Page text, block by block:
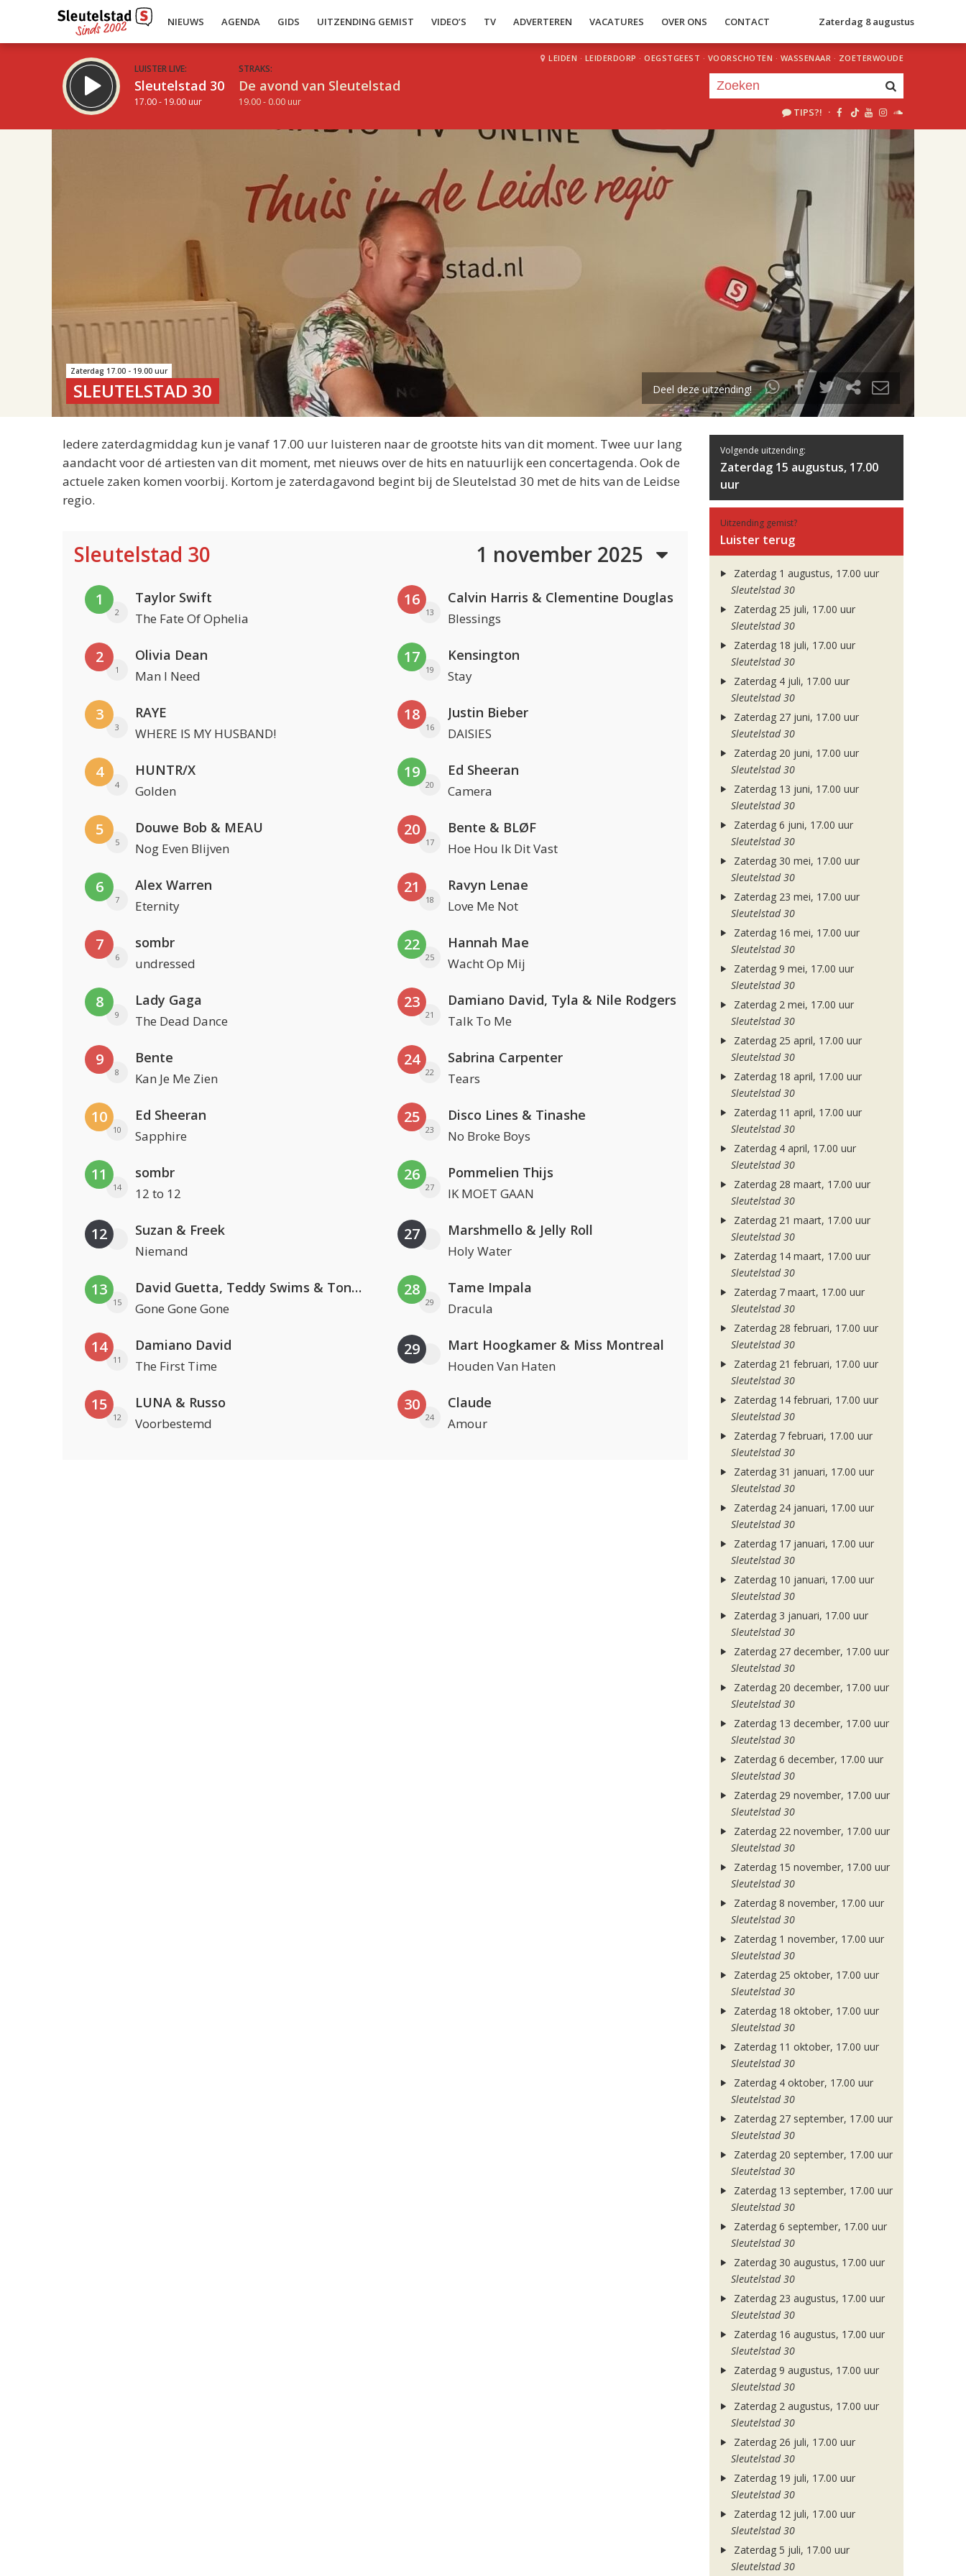
NIEUWS AGENDA GIDS UITZENDING GEMIST VIDEO’S TV ADVERTEREN VACATURES OVER ONS CONTACT Zaterdag 8 augustus
LUISTER LIVE:
Sleutelstad 30
17.00 - 19.00 uur
STRAKS:
De avond van Sleutelstad
19.00 - 0.00 uur
LEIDEN · LEIDERDORP · OEGSTGEEST · VOORSCHOTEN · WASSENAAR · ZOETERWOUDE
TIPS?! ·
uur 1 van 2
Volgend uur
Zaterdag 17.00 - 19.00 uur
SLEUTELSTAD 30 Deel deze uitzending!
Iedere zaterdagmiddag kun je vanaf 17.00 uur luisteren naar de grootste hits van dit moment. Twee uur lang
aandacht voor dé artiesten van dit moment, met nieuws over de hits en natuurlijk een concertagenda. Ook de
actuele zaken komen voorbij. Kortom je zaterdagavond begint bij de Sleutelstad 30 met de hits van de Leidse
regio.
Sleutelstad 30 1 november 2025
1
2
Taylor Swift
The Fate Of Ophelia
2
1
Olivia Dean
Man I Need
3
3
RAYE
WHERE IS MY HUSBAND!
4
4
HUNTR/X
Golden
5
5
Douwe Bob & MEAU
Nog Even Blijven
6
7
Alex Warren
Eternity
7
6
sombr
undressed
8
9
Lady Gaga
The Dead Dance
9
8
Bente
Kan Je Me Zien
10
10
Ed Sheeran
Sapphire
11
14
sombr
12 to 12
12 Suzan & Freek
Niemand
13
15
David Guetta, Teddy Swims & Tones And I
Gone Gone Gone
14
11
Damiano David
The First Time
15
12
LUNA & Russo
Voorbestemd
16
13
Calvin Harris & Clementine Douglas
Blessings
17
19
Kensington
Stay
18
16
Justin Bieber
DAISIES
19
20
Ed Sheeran
Camera
20
17
Bente & BLØF
Hoe Hou Ik Dit Vast
21
18
Ravyn Lenae
Love Me Not
22
25
Hannah Mae
Wacht Op Mij
23
21
Damiano David, Tyla & Nile Rodgers
Talk To Me
24
22
Sabrina Carpenter
Tears
25
23
Disco Lines & Tinashe
No Broke Boys
26
27
Pommelien Thijs
IK MOET GAAN
27 Marshmello & Jelly Roll
Holy Water
28
29
Tame Impala
Dracula
29 Mart Hoogkamer & Miss Montreal
Houden Van Haten
30
24
Claude
Amour
Volgende uitzending:
Zaterdag 15 augustus, 17.00
uur
Uitzending gemist?
Luister terug
Zaterdag 1 augustus, 17.00 uur
Sleutelstad 30
Zaterdag 25 juli, 17.00 uur
Sleutelstad 30
Zaterdag 18 juli, 17.00 uur
Sleutelstad 30
Zaterdag 4 juli, 17.00 uur
Sleutelstad 30
Zaterdag 27 juni, 17.00 uur
Sleutelstad 30
Zaterdag 20 juni, 17.00 uur
Sleutelstad 30
Zaterdag 13 juni, 17.00 uur
Sleutelstad 30
Zaterdag 6 juni, 17.00 uur
Sleutelstad 30
Zaterdag 30 mei, 17.00 uur
Sleutelstad 30
Zaterdag 23 mei, 17.00 uur
Sleutelstad 30
Zaterdag 16 mei, 17.00 uur
Sleutelstad 30
Zaterdag 9 mei, 17.00 uur
Sleutelstad 30
Zaterdag 2 mei, 17.00 uur
Sleutelstad 30
Zaterdag 25 april, 17.00 uur
Sleutelstad 30
Zaterdag 18 april, 17.00 uur
Sleutelstad 30
Zaterdag 11 april, 17.00 uur
Sleutelstad 30
Zaterdag 4 april, 17.00 uur
Sleutelstad 30
Zaterdag 28 maart, 17.00 uur
Sleutelstad 30
Zaterdag 21 maart, 17.00 uur
Sleutelstad 30
Zaterdag 14 maart, 17.00 uur
Sleutelstad 30
Zaterdag 7 maart, 17.00 uur
Sleutelstad 30
Zaterdag 28 februari, 17.00 uur
Sleutelstad 30
Zaterdag 21 februari, 17.00 uur
Sleutelstad 30
Zaterdag 14 februari, 17.00 uur
Sleutelstad 30
Zaterdag 7 februari, 17.00 uur
Sleutelstad 30
Zaterdag 31 januari, 17.00 uur
Sleutelstad 30
Zaterdag 24 januari, 17.00 uur
Sleutelstad 30
Zaterdag 17 januari, 17.00 uur
Sleutelstad 30
Zaterdag 10 januari, 17.00 uur
Sleutelstad 30
Zaterdag 3 januari, 17.00 uur
Sleutelstad 30
Zaterdag 27 december, 17.00 uur
Sleutelstad 30
Zaterdag 20 december, 17.00 uur
Sleutelstad 30
Zaterdag 13 december, 17.00 uur
Sleutelstad 30
Zaterdag 6 december, 17.00 uur
Sleutelstad 30
Zaterdag 29 november, 17.00 uur
Sleutelstad 30
Zaterdag 22 november, 17.00 uur
Sleutelstad 30
Zaterdag 15 november, 17.00 uur
Sleutelstad 30
Zaterdag 8 november, 17.00 uur
Sleutelstad 30
Zaterdag 1 november, 17.00 uur
Sleutelstad 30
Zaterdag 25 oktober, 17.00 uur
Sleutelstad 30
Zaterdag 18 oktober, 17.00 uur
Sleutelstad 30
Zaterdag 11 oktober, 17.00 uur
Sleutelstad 30
Zaterdag 4 oktober, 17.00 uur
Sleutelstad 30
Zaterdag 27 september, 17.00 uur
Sleutelstad 30
Zaterdag 20 september, 17.00 uur
Sleutelstad 30
Zaterdag 13 september, 17.00 uur
Sleutelstad 30
Zaterdag 6 september, 17.00 uur
Sleutelstad 30
Zaterdag 30 augustus, 17.00 uur
Sleutelstad 30
Zaterdag 23 augustus, 17.00 uur
Sleutelstad 30
Zaterdag 16 augustus, 17.00 uur
Sleutelstad 30
Zaterdag 9 augustus, 17.00 uur
Sleutelstad 30
Zaterdag 2 augustus, 17.00 uur
Sleutelstad 30
Zaterdag 26 juli, 17.00 uur
Sleutelstad 30
Zaterdag 19 juli, 17.00 uur
Sleutelstad 30
Zaterdag 12 juli, 17.00 uur
Sleutelstad 30
Zaterdag 5 juli, 17.00 uur
Sleutelstad 30